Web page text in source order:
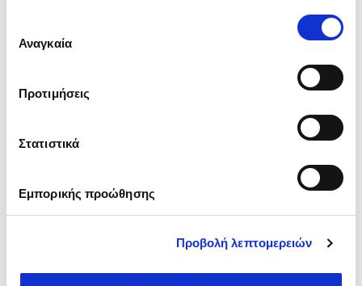
Αναγκαία
Προτιμήσεις
Στατιστικά
Εμπορικής προώθησης
Προβολή λεπτομερειών
Το μήνυμα σας